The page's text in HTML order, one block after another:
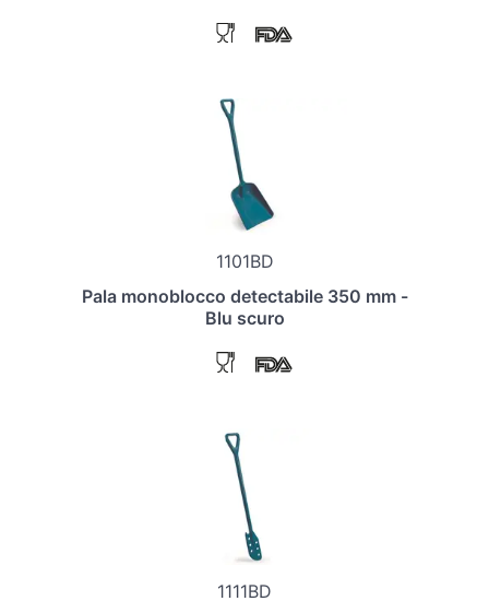
1101BD
Pala monoblocco detectabile 350 mm -
Blu scuro
1111BD